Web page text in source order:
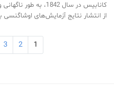
کانابیس در سال
از انتشار نتایج آزمایش‌های اوشاگنسی
1
2
3